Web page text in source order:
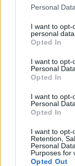
Please note that
not limited to
grant or deny
use your data for
consent section.
Personal
I want to opt-
personal data.
Opted In
I want to opt-
Personal Data.
Opted In
I want to opt-
Personal
Opted In
I want to opt-
Retention,
Personal
Purposes for
Opted Out
τη δική τους
09.08.2026